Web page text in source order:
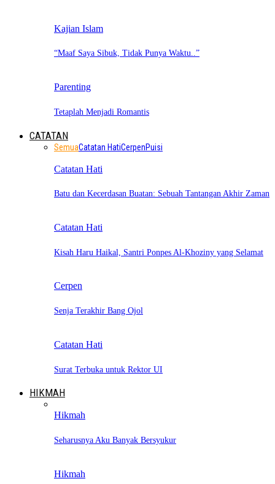
Kajian Islam
“Maaf Saya Sibuk, Tidak Punya Waktu..”
Parenting
Tetaplah Menjadi Romantis
CATATAN
SemuaCatatan HatiCerpenPuisi
Catatan Hati
Batu dan Kecerdasan Buatan: Sebuah Tantangan Akhir Zaman
Catatan Hati
Kisah Haru Haikal, Santri Ponpes Al-Khoziny yang Selamat
Cerpen
Senja Terakhir Bang Ojol
Catatan Hati
Surat Terbuka untuk Rektor UI
HIKMAH
Hikmah
Seharusnya Aku Banyak Bersyukur
Hikmah